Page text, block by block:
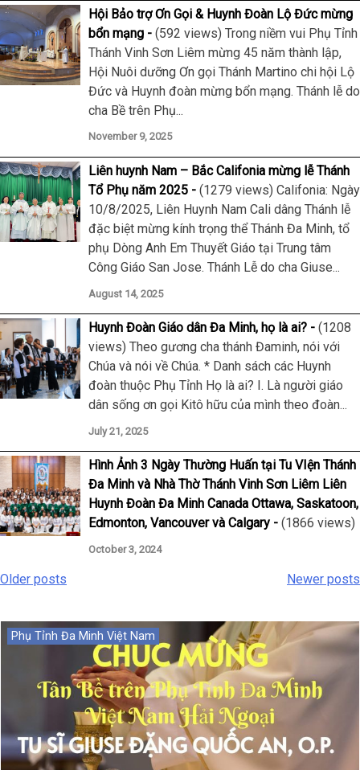
Hội Bảo trợ Ơn Gọi & Huynh Đoàn Lộ Đức mừng
bổn mạng
(592 views) Trong niềm vui Phụ Tỉnh
Thánh Vinh Sơn Liêm mừng 45 năm thành lập,
Hội Nuôi dưỡng Ơn gọi Thánh Martino chi hội Lộ
Đức và Huynh đoàn mừng bổn mạng. Thánh lễ do
cha Bề trên Phụ...
November 9, 2025
Liên huynh Nam – Bắc Califonia mừng lễ Thánh
Tổ Phụ năm 2025
(1279 views) Califonia: Ngày
10/8/2025, Liên Huynh Nam Cali dâng Thánh lễ
đặc biệt mừng kính trọng thể Thánh Đa Minh, tổ
phụ Dòng Anh Em Thuyết Giáo tại Trung tâm
Công Giáo San Jose. Thánh Lễ do cha Giuse...
August 14, 2025
Huynh Đoàn Giáo dân Đa Minh, họ là ai?
(1208
views) Theo gương cha thánh Đaminh, nói với
Chúa và nói về Chúa. * Danh sách các Huynh
đoàn thuộc Phụ Tỉnh Họ là ai? I. Là người giáo
dân sống ơn gọi Kitô hữu của mình theo đoàn...
July 21, 2025
Hình Ảnh 3 Ngày Thường Huấn tại Tu VIện Thánh
Đa Minh và Nhà Thờ Thánh Vinh Sơn Liêm Liên
Huynh Đoàn Đa Minh Canada Ottawa, Saskatoon,
Edmonton, Vancouver và Calgary
(1866 views)
October 3, 2024
Posts
Older posts Newer posts
Phụ Tỉnh Đa Minh Việt Nam